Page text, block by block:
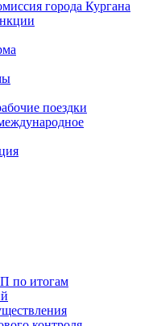
города Кургана
поездки
по итогам